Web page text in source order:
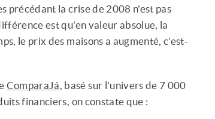
précédant la crise de 2008 n'est pas
est qu'en valeur absolue, la
le prix des maisons a augmenté, c'est-
ComparaJá, basé sur l'univers de 7 000
financiers, on constate que :